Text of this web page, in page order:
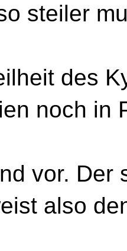
steiler
des
noch in
vor.
also